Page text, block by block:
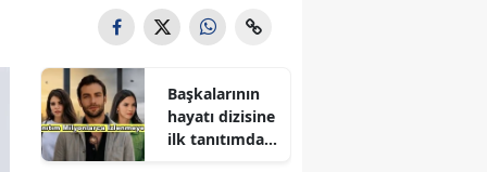
Başkalarının
hayatı dizisine
ilk tanıtımdan